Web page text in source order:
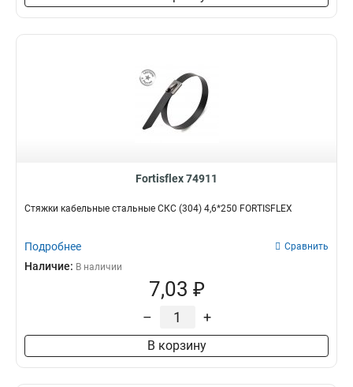
Fortisflex 74911
Стяжки кабельные стальные СКС (304) 4,6*250 FORTISFLEX
Подробнее Сравнить
Наличие: В наличии
7,03 ₽
– +
В корзину